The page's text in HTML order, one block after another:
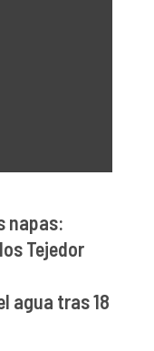
napas:
Tejedor
agua tras 18